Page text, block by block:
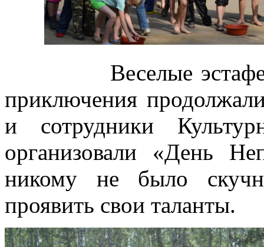
Веселые
приключения
и сотрудники
организовали «День
никому не было
проявить свои таланты.